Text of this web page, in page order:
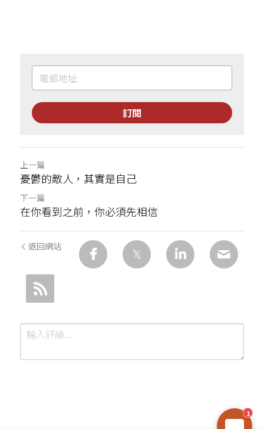
訂閱
上一篇
憂鬱的敵人，其實是自己
下一篇
在你看到之前，你必須先相信
返回網站
1